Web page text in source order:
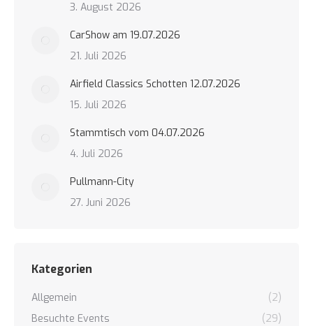
3. August 2026
CarShow am 19.07.2026
21. Juli 2026
Airfield Classics Schotten 12.07.2026
15. Juli 2026
Stammtisch vom 04.07.2026
4. Juli 2026
Pullmann-City
27. Juni 2026
Kategorien
Allgemein
(2)
Besuchte Events
(29)